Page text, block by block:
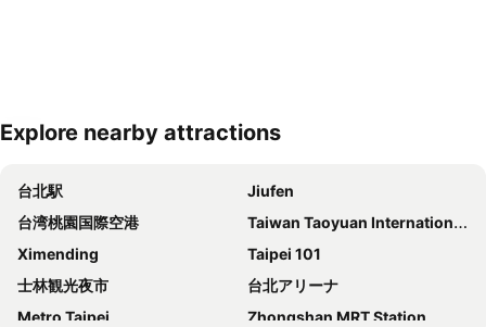
地図を拡大
Explore nearby attractions
台北駅
Jiufen
台湾桃園国際空港
Taiwan Taoyuan International Airport
Ximending
Taipei 101
士林観光夜市
台北アリーナ
Metro Taipei
Zhongshan MRT Station